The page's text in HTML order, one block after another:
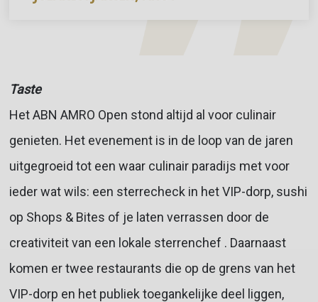
Taste
Het ABN AMRO Open stond altijd al voor culinair
genieten. Het evenement is in de loop van de jaren
uitgegroeid tot een waar culinair paradijs met voor
ieder wat wils: een sterrecheck in het VIP-dorp, sushi
op Shops & Bites of je laten verrassen door de
creativiteit van een lokale sterrenchef . Daarnaast
komen er twee restaurants die op de grens van het
VIP-dorp en het publiek toegankelijke deel liggen,